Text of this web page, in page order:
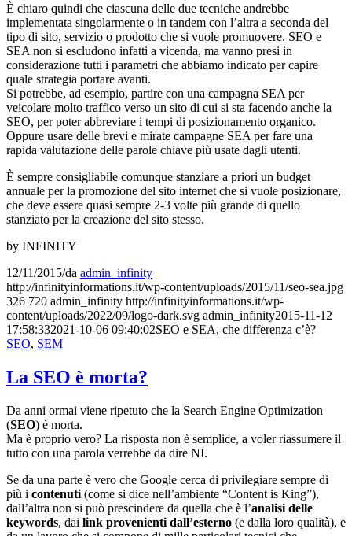
È chiaro quindi che ciascuna delle due tecniche andrebbe
implementata singolarmente o in tandem con l’altra a seconda del
tipo di sito, servizio o prodotto che si vuole promuovere. SEO e
SEA non si escludono infatti a vicenda, ma vanno presi in
considerazione tutti i parametri che abbiamo indicato per capire
quale strategia portare avanti.
Si potrebbe, ad esempio, partire con una campagna SEA per
veicolare molto traffico verso un sito di cui si sta facendo anche la
SEO, per poter abbreviare i tempi di posizionamento organico.
Oppure usare delle brevi e mirate campagne SEA per fare una
rapida valutazione delle parole chiave più usate dagli utenti.
È sempre consigliabile comunque stanziare a priori un budget
annuale per la promozione del sito internet che si vuole posizionare,
che deve essere quasi sempre 2-3 volte più grande di quello
stanziato per la creazione del sito stesso.
by INFINITY
12/11/2015/da admin_infinity
http://infinityinformations.it/wp-content/uploads/2015/11/seo-sea.jpg
326 720 admin_infinity http://infinityinformations.it/wp-
content/uploads/2022/09/logo-dark.svg admin_infinity2015-11-12
17:58:332021-10-06 09:40:02SEO e SEA, che differenza c’è?
SEO, SEM
La SEO è morta?
Da anni ormai viene ripetuto che la Search Engine Optimization
(SEO) è morta.
Ma è proprio vero? La risposta non è semplice, a voler riassumere il
tutto con una parola verrebbe da dire NI.
Se da una parte è vero che Google cerca di privilegiare sempre di
più i contenuti (come si dice nell’ambiente “Content is King”),
dall’altra non si può prescindere da quella che è l’analisi delle
keywords, dai link provenienti dall’esterno (e dalla loro qualità), e